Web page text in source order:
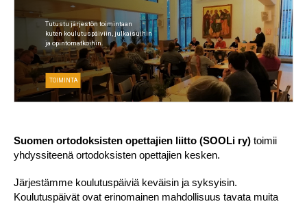
Tutustu järjestön toimintaan
kuten koulutuspäiviin, julkaisuihin
ja opintomatkoihin.
TOIMINTA
Suomen ortodoksisten opettajien liitto (SOOLi ry) toimii
yhdyssiteenä ortodoksisten opettajien kesken.
Järjestämme koulutuspäiviä keväisin ja syksyisin.
Koulutuspäivät ovat erinomainen mahdollisuus tavata muita